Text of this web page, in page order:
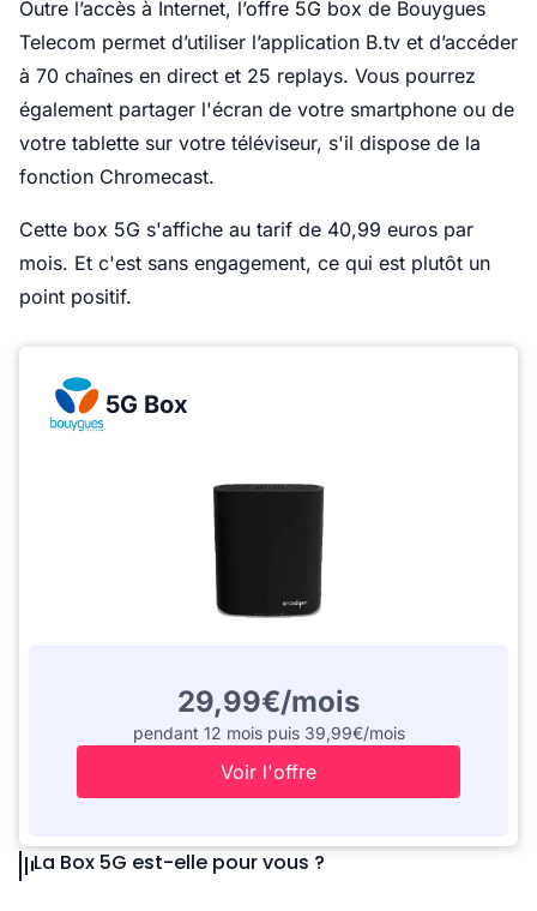
Outre l’accès à Internet, l’offre 5G box de Bouygues
Telecom permet d’utiliser l’application B.tv et d’accéder
à 70 chaînes en direct et 25 replays. Vous pourrez
également partager l'écran de votre smartphone ou de
votre tablette sur votre téléviseur, s'il dispose de la
fonction Chromecast.
Cette box 5G s'affiche au tarif de 40,99 euros par
mois. Et c'est sans engagement, ce qui est plutôt un
point positif.
5G Box
29,99€/mois
pendant 12 mois puis 39,99€/mois
Voir l'offre
La Box 5G est-elle pour vous ?